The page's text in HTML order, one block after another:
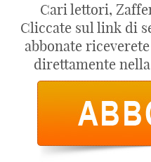
Cari lettori,
Cliccate sul link di
abbonate
direttamente